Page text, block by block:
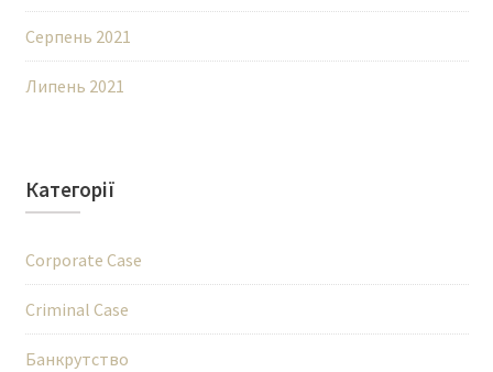
Серпень 2021
Липень 2021
Категорії
Corporate Case
Criminal Case
Банкрутство